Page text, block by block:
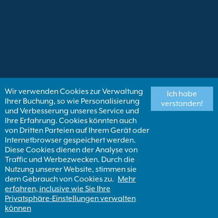
Wir verwenden Cookies zur Verwaltung
Ihrer Buchung, so wie Personalisierung
und Verbesserung unseres Service und
Ihre Erfahrung. Cookies könnten auch
von Dritten Parteien auf Ihrem Gerät oder
Internetbrowser gespeichert werden.
Diese Cookies dienen der Analyse von
Traffic und Werbezwecken. Durch die
Nutzung unserer Website, stimmen sie
dem Gebrauch von Cookies zu. Mehr
erfahren, inclusive wie Sie Ihre
Privatsphäre-Einstellungen verwalten
können
Ich habe
verstanden!